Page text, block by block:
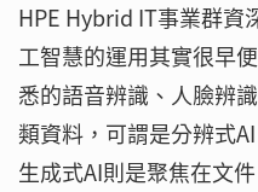
HPE Hybrid IT事業群資
工智慧的運用其實很早
悉的語音辨識、人臉辨
類資料，可謂是分辨式
生成式AI則是聚焦在文